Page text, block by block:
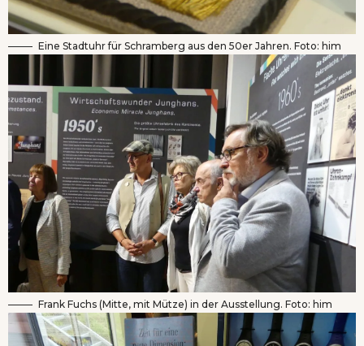
Eine Stadtuhr für Schramberg aus den 50er Jahren. Foto: him
Frank Fuchs (Mitte, mit Mütze) in der Ausstellung. Foto: him